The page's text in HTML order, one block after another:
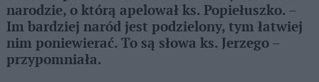
narodzie, o którą apelował ks. Popiełuszko. –
Im bardziej naród jest podzielony, tym łatwiej
nim poniewierać. To są słowa ks. Jerzego –
przypomniała.